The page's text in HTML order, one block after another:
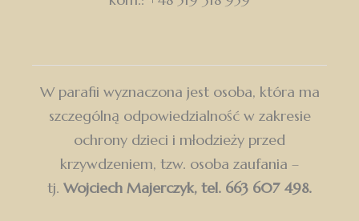
W parafii wyznaczona jest osoba, która ma
szczególną odpowiedzialność w zakresie
ochrony dzieci i młodzieży przed
krzywdzeniem, tzw. osoba zaufania –
tj. Wojciech Majerczyk, tel. 663 607 498.